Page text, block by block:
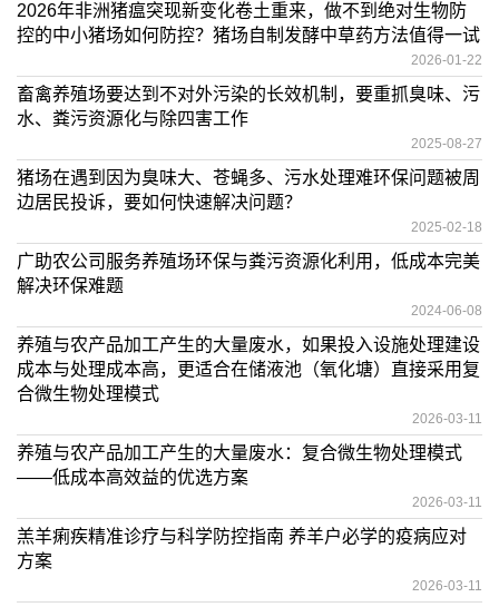
2026年非洲猪瘟突现新变化卷土重来，做不到绝对生物防
控的中小猪场如何防控？猪场自制发酵中草药方法值得一试
2026-01-22
畜禽养殖场要达到不对外污染的长效机制，要重抓臭味、污
水、粪污资源化与除四害工作
2025-08-27
猪场在遇到因为臭味大、苍蝇多、污水处理难环保问题被周
边居民投诉，要如何快速解决问题？
2025-02-18
广助农公司服务养殖场环保与粪污资源化利用，低成本完美
解决环保难题
2024-06-08
养殖与农产品加工产生的大量废水，如果投入设施处理建设
成本与处理成本高，更适合在储液池（氧化塘）直接采用复
合微生物处理模式
2026-03-11
养殖与农产品加工产生的大量废水：复合微生物处理模式
——低成本高效益的优选方案
2026-03-11
羔羊痢疾精准诊疗与科学防控指南 养羊户必学的疫病应对
方案
2026-03-11